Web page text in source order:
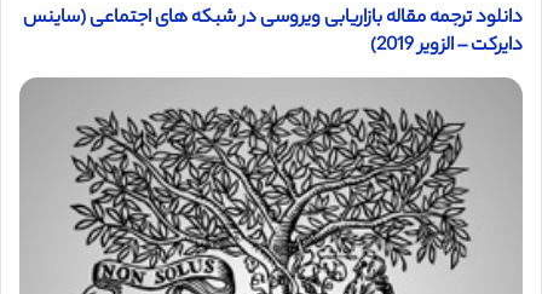
دانلود ترجمه مقاله بازاریابی ویروسی در شبکه های اجتماعی (ساینس
دایرکت – الزویر 2019)